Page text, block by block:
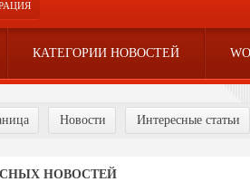
КАТЕГОРИИ НОВОСТЕЙ
Новости Интересные статьи
НОВОСТЕЙ